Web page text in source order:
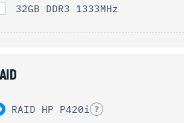
32GB DDR3 1333MHz
RAID HP P420i ?